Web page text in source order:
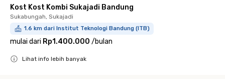
Kost Kost Kombi Sukajadi Bandung
Sukabungah, Sukajadi
1.6 km dari Institut Teknologi Bandung (ITB)
mulai dari Rp1.400.000 /bulan
Lihat info lebih banyak